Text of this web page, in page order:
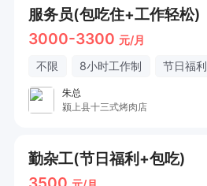
服务员(包吃住+工作轻松)
3000-3300 元/月
不限 8小时工作制 节日福利
朱总
颍上县十三式烤肉店
勤杂工(节日福利+包吃)